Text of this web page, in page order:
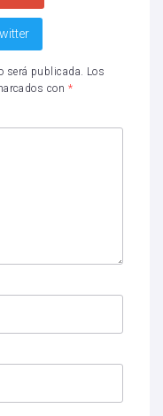
será publicada. Los
con *